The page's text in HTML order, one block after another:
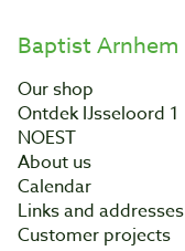
Baptist Arnhem
Our shop
Ontdek IJsseloord 1
NOEST
About us
Calendar
Links and addresses
Customer projects